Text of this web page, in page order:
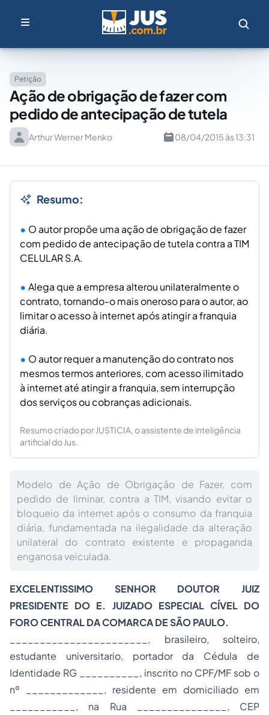
Petição
Ação de obrigação de fazer com
pedido de antecipação de tutela
Arthur Werner Menko 08/04/2015 às 13:31
Resumo:
O autor propõe uma ação de obrigação de fazer
com pedido de antecipação de tutela contra a TIM
CELULAR S.A.
Alega que a empresa alterou unilateralmente o
contrato, tornando-o mais oneroso para o autor, ao
limitar o acesso à internet após atingir a franquia
diária.
O autor requer a manutenção do contrato nos
mesmos termos anteriores, com acesso ilimitado
à internet até atingir a franquia, sem interrupção
dos serviços ou cobranças adicionais.
Resumo criado por JUSTICIA, o assistente de inteligência
artificial do Jus.
Modelo de Ação de Obrigação de Fazer, com
pedido de liminar, contra a TIM, visando evitar o
bloqueio da internet após o consumo da franquia
diária, fundamentada na ilegalidade da alteração
unilateral do contrato existente e propaganda
enganosa veiculada.
EXCELENTISSIMO SENHOR DOUTOR JUIZ
PRESIDENTE DO E. JUIZADO ESPECIAL CÍVEL DO
FORO CENTRAL DA COMARCA DE SÃO PAULO.
, brasileiro, solteiro,
estudante universitario, portador da Cédula de
Identidade RG __________, inscrito no CPF/MF sob o
nº _____________, residente em domiciliado em
___________, na Rua _______________, CEP